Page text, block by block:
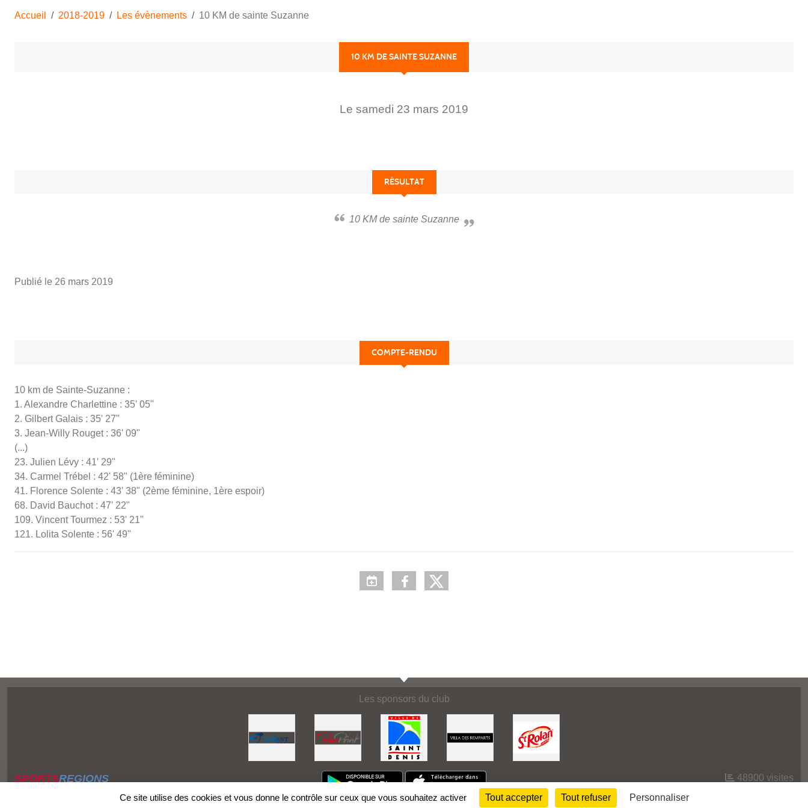
Accueil 2018-2019 Les évènements 10 KM de sainte Suzanne
10 KM DE SAINTE SUZANNE
Le samedi 23 mars 2019
RÉSULTAT
10 KM de sainte Suzanne
Publié le 26 mars 2019
COMPTE-RENDU
10 km de Sainte-Suzanne :
1. Alexandre Charlettine : 35' 05"
2. Gilbert Galais : 35' 27"
3. Jean-Willy Rouget : 36' 09"
(...)
23. Julien Lévy : 41' 29"
34. Carmel Trébel : 42' 58" (1ère féminine)
41. Florence Solente : 43' 38" (2ème féminine, 1ère espoir)
68. David Bauchot : 47' 22"
109. Vincent Tourmez : 53' 21"
121. Lolita Solente : 56' 49"
Les sponsors du club
SPORTSREGIONS 48900 visites
Ce site utilise des cookies et vous donne le contrôle sur ceux que vous souhaitez activer Tout accepter Tout refuser Personnaliser